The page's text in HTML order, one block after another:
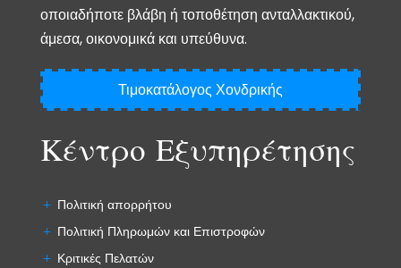
οποιαδήποτε βλάβη ή τοποθέτηση ανταλλακτικού,
άμεσα, οικονομικά και υπεύθυνα.
Τιμοκατάλογος Χονδρικής
Κέντρο Εξυπηρέτησης
Πολιτική απορρήτου
Πολιτική Πληρωμών και Επιστροφών
Κριτικές Πελατών